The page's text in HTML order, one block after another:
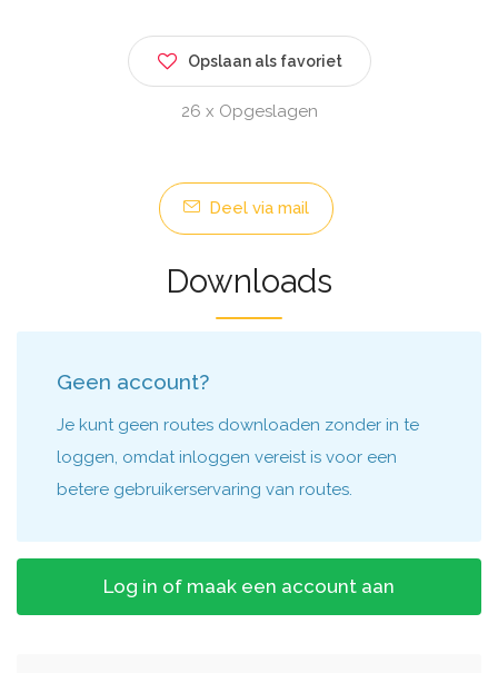
Opslaan als favoriet
26 x Opgeslagen
Deel via mail
Downloads
Geen account?
Je kunt geen routes downloaden zonder in te
loggen, omdat inloggen vereist is voor een
betere gebruikerservaring van routes.
Log in of maak een account aan